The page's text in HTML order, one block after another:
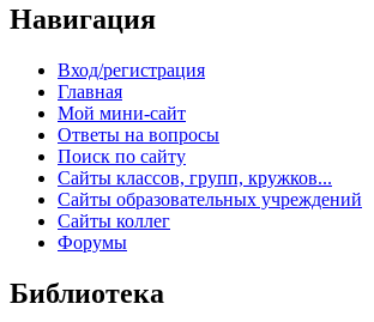
Навигация
Вход/регистрация
Главная
Мой мини-сайт
Ответы на вопросы
Поиск по сайту
Сайты классов, групп, кружков...
Сайты образовательных учреждений
Сайты коллег
Форумы
Библиотека